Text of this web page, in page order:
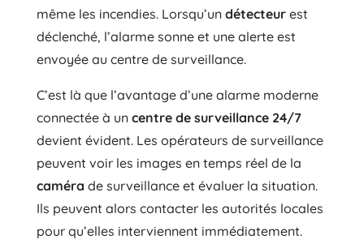
même les incendies. Lorsqu’un détecteurest
déclenché, l’alarme sonne et une alerte est
envoyée au centre de surveillance.
C’est là que l’avantage d’une alarme moderne
connectée à uncentre de surveillance 24/7
devient évident. Les opérateurs de surveillance
peuvent voir les images en temps réel de la
caméra de surveillance et évaluer la situation.
Ils peuvent alors contacter les autorités locales
pour qu’elles interviennent immédiatement.